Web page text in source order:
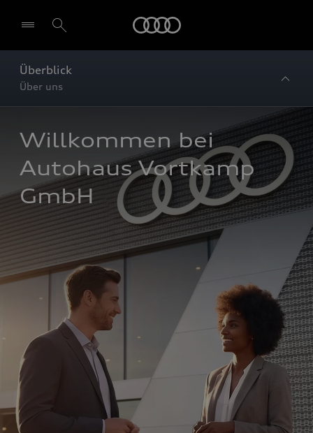
Überblick
Über uns
Willkommen bei
Autohaus Vortkamp
GmbH